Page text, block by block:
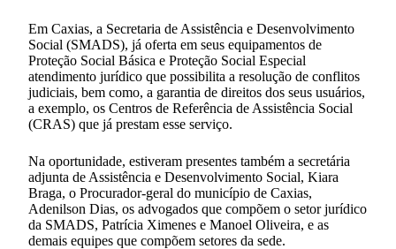
Em Caxias, a Secretaria de Assistência e Desenvolvimento
Social (SMADS), já oferta em seus equipamentos de
Proteção Social Básica e Proteção Social Especial
atendimento jurídico que possibilita a resolução de conflitos
judiciais, bem como, a garantia de direitos dos seus usuários,
a exemplo, os Centros de Referência de Assistência Social
(CRAS) que já prestam esse serviço.
Na oportunidade, estiveram presentes também a secretária
adjunta de Assistência e Desenvolvimento Social, Kiara
Braga, o Procurador-geral do município de Caxias,
Adenilson Dias, os advogados que compõem o setor jurídico
da SMADS, Patrícia Ximenes e Manoel Oliveira, e as
demais equipes que compõem setores da sede.